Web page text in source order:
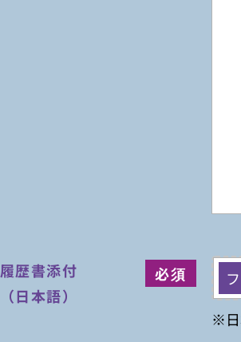
履歴書添付
（日本語）
※日